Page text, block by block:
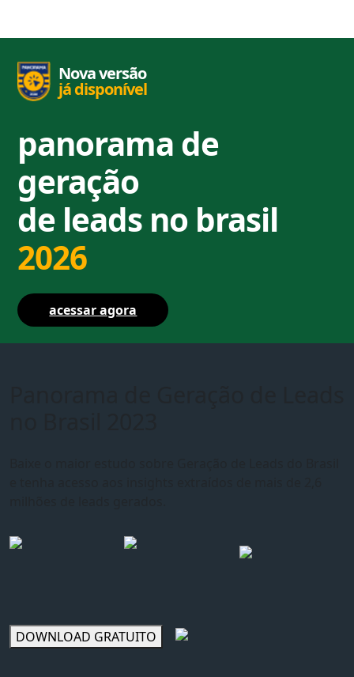
Nova versão
já disponível
panorama de
geração
de leads no brasil
2026
acessar agora
DOWNLOAD GRATUITO